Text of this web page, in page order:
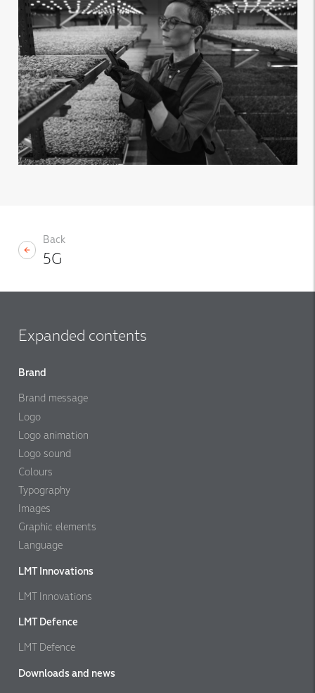
Back
5G
Expanded contents
Brand
Brand message
Logo
Logo animation
Logo sound
Colours
Typography
Images
Graphic elements
Language
LMT Innovations
LMT Innovations
LMT Defence
LMT Defence
Downloads and news